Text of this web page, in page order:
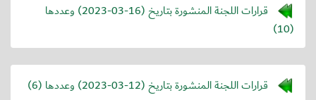
قرارات اللجنة المنشورة بتاريخ (2023-03-16) وعددها
(10)
قرارات اللجنة المنشورة بتاريخ (2023-03-12) وعددها (6)